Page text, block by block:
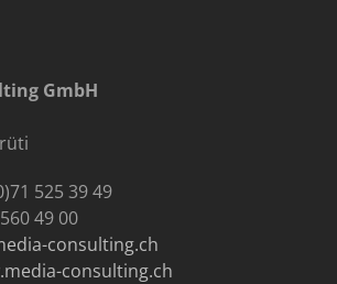
GmbH
525 39 49
49 00
consulting.ch
consulting.ch